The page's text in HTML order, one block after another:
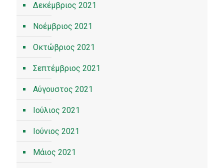
Δεκέμβριος 2021
Νοέμβριος 2021
Οκτώβριος 2021
Σεπτέμβριος 2021
Αύγουστος 2021
Ιούλιος 2021
Ιούνιος 2021
Μάιος 2021